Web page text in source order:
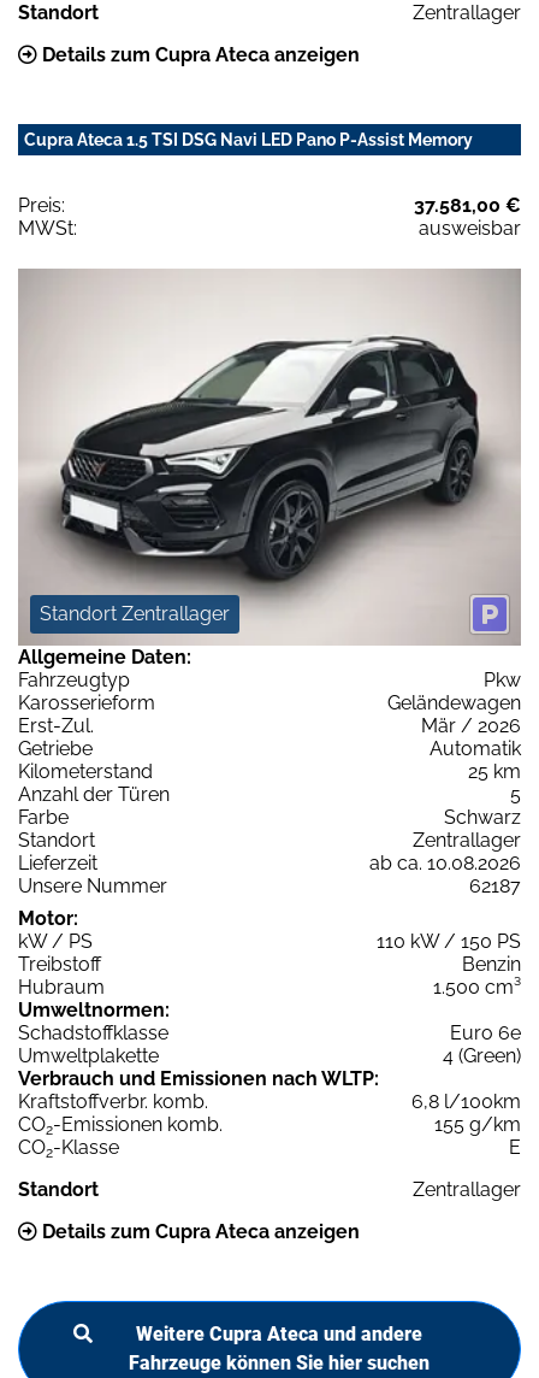
Standort
Zentrallager
Details zum Cupra Ateca anzeigen
Cupra Ateca 1.5 TSI DSG Navi LED Pano P-Assist Memory
Preis:
37.581,00 €
MWSt:
ausweisbar
Standort Zentrallager
Allgemeine Daten:
Fahrzeugtyp
Pkw
Karosserieform
Geländewagen
Erst-Zul.
Mär / 2026
Getriebe
Automatik
Kilometerstand
25 km
Anzahl der Türen
5
Farbe
Schwarz
Standort
Zentrallager
Lieferzeit
ab ca. 10.08.2026
Unsere Nummer
62187
Motor:
kW / PS
110 kW / 150 PS
Treibstoff
Benzin
Hubraum
1.500 cm³
Umweltnormen:
Schadstoffklasse
Euro 6e
Umweltplakette
4 (Green)
Verbrauch und Emissionen nach WLTP:
Kraftstoffverbr. komb.
6,8 l/100km
CO2-Emissionen komb.
155 g/km
CO2-Klasse
E
Standort
Zentrallager
Details zum Cupra Ateca anzeigen
Weitere Cupra Ateca und andere
Fahrzeuge können Sie hier suchen